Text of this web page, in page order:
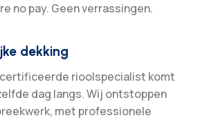
no pay. Geen verrassingen.
dekking
rioolspecialist komt
dag langs. Wij ontstoppen
met professionele